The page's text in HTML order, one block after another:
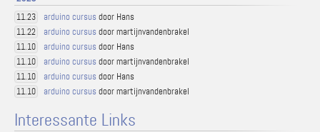
11.23 arduino cursus door Hans
11.22 arduino cursus door martijnvandenbrakel
11.10 arduino cursus door Hans
11.10 arduino cursus door martijnvandenbrakel
11.10 arduino cursus door Hans
11.10 arduino cursus door martijnvandenbrakel
Interessante Links